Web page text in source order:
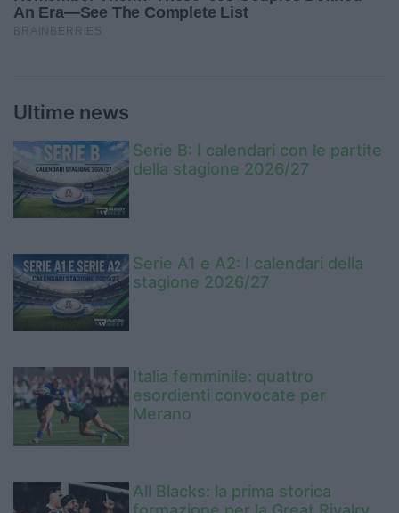
Ultime news
Serie B: I calendari con le partite
della stagione 2026/27
Serie A1 e A2: I calendari della
stagione 2026/27
Italia femminile: quattro
esordienti convocate per
Merano
All Blacks: la prima storica